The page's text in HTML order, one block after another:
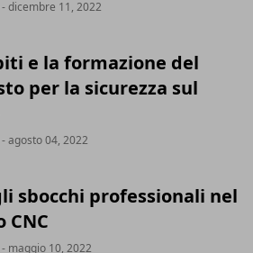
- dicembre 11, 2022
e la formazione del
per la sicurezza sul
- agosto 04, 2022
sbocchi professionali nel
CNC
- maggio 10, 2022